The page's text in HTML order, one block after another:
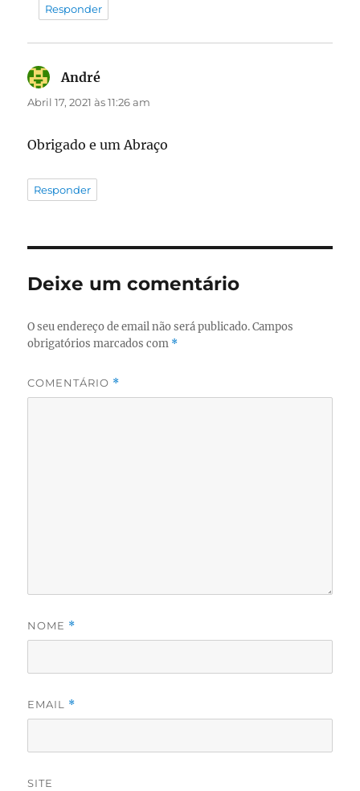
Responder
André
Abril 17, 2021 às 11:26 am
Obrigado e um Abraço
Responder
Deixe um comentário
O seu endereço de email não será publicado. Campos
obrigatórios marcados com *
COMENTÁRIO *
NOME *
EMAIL *
SITE